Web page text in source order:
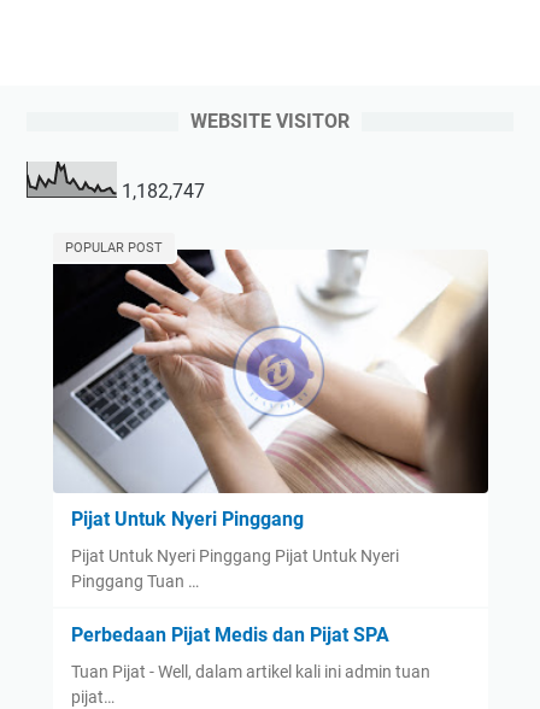
WEBSITE VISITOR
1,182,747
POPULAR POST
Pijat Untuk Nyeri Pinggang
Pijat Untuk Nyeri Pinggang Pijat Untuk Nyeri
Pinggang Tuan …
Perbedaan Pijat Medis dan Pijat SPA
Tuan Pijat - Well, dalam artikel kali ini admin tuan
pijat…